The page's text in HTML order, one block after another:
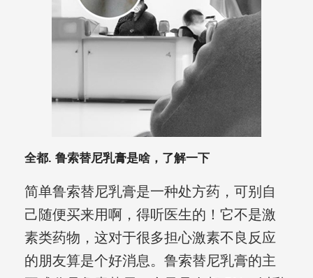
全都. 鲁索替尼乳膏是啥，了解一下
简单鲁索替尼乳膏是一种处方药，可别自
己随便买来用啊，得听医生的！它不是激
素类药物，这对于很多担心激素不良反应
的朋友算是个好消息。鲁索替尼乳膏的主